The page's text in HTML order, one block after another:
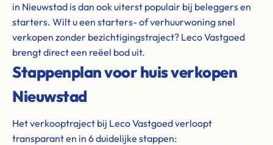
in Nieuwstad is dan ook uiterst populair bij beleggers en
starters. Wilt u een starters- of verhuurwoning snel
verkopen zonder bezichtigingstraject? Leco Vastgoed
brengt direct een reëel bod uit.
Stappenplan voor huis verkopen
Nieuwstad
Het verkooptraject bij Leco Vastgoed verloopt
transparant en in 6 duidelijke stappen: